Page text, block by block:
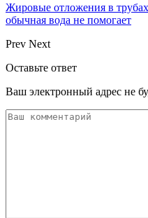
Жировые отложения в
обычная вода не помогает
Prev Next
Оставьте ответ
Ваш электронный адрес не